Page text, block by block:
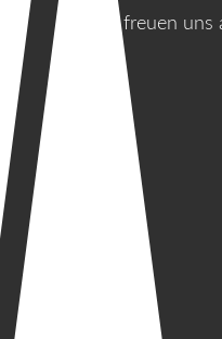
Wir freuen